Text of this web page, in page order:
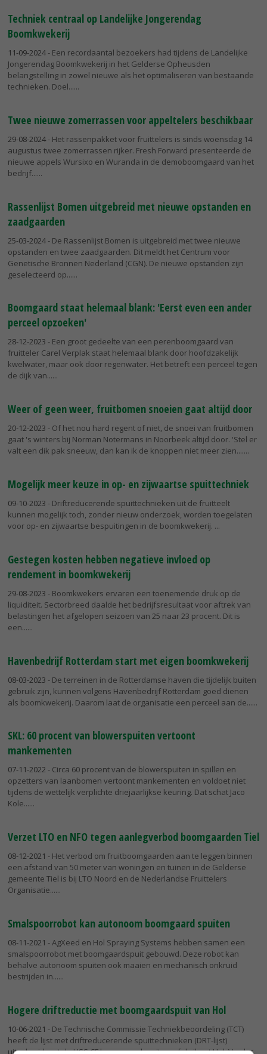
Techniek centraal op Landelijke Jongerendag
Boomkwekerij
11-09-2024- Een recordaantal bezoekers had tijdens de Landelijke
Jongerendag Boomkwekerij in het Gelderse Opheusden
belangstelling in zowel nieuwe als het optimaliseren van bestaande
technieken. Doel...
Twee nieuwe zomerrassen voor appeltelers beschikbaar
29-08-2024- Het rassenpakket voor fruittelers is sinds woensdag 14
augustus twee zomerrassen rijker. Fresh Forward presenteerde de
nieuwe appels Wursixo en Wuranda in de demoboomgaard van het
bedrijf...
Rassenlijst Bomen uitgebreid met nieuwe opstanden en
zaadgaarden
25-03-2024- De Rassenlijst Bomen is uitgebreid met twee nieuwe
opstanden en twee zaadgaarden. Dit meldt het Centrum voor
Genetische Bronnen Nederland (CGN). De nieuwe opstanden zijn
geselecteerd op...
Boomgaard staat helemaal blank: 'Eerst even een ander
perceel opzoeken'
28-12-2023 - Een groot gedeelte van een perenboomgaard van
fruitteler Carel Verplak staat helemaal blank door hoofdzakelijk
kwelwater, maar ook door regenwater. Het betreft een perceel tegen
de dijk van...
Weer of geen weer, fruitbomen snoeien gaat altijd door
20-12-2023 - Of het nou hard regent of niet, de snoei van fruitbomen
gaat 's winters bij Norman Notermans in Noorbeek altijd door. 'Stel er
valt een dik pak sneeuw, dan kan ik de knoppen niet meer zien....
Mogelijk meer keuze in op- en zijwaartse spuittechniek
09-10-2023 - Driftreducerende spuittechnieken uit de fruitteelt
kunnen mogelijk toch, zonder nieuw onderzoek, worden toegelaten
voor op- en zijwaartse bespuitingen in de boomkwekerij.
Gestegen kosten hebben negatieve invloed op
rendement in boomkwekerij
29-08-2023 - Boomkwekers ervaren een toenemende druk op de
liquiditeit. Sectorbreed daalde het bedrijfsresultaat voor aftrek van
belastingen het afgelopen seizoen van 25 naar 23 procent. Dit is
een...
Havenbedrijf Rotterdam start met eigen boomkwekerij
08-03-2023 - De terreinen in de Rotterdamse haven die tijdelijk buiten
gebruik zijn, kunnen volgens Havenbedrijf Rotterdam goed dienen
als boomkwekerij. Daarom laat de organisatie een perceel aan de...
SKL: 60 procent van blowerspuiten vertoont
mankementen
07-11-2022 - Circa 60 procent van de blowerspuiten in spillen en
opzetters van laanbomen vertoont mankementen en voldoet niet
tijdens de wettelijk verplichte driejaarlijkse keuring. Dat schat Jaco
Kole...
Verzet LTO en NFO tegen aanlegverbod boomgaarden Tiel
08-12-2021 - Het verbod om fruitboomgaarden aan te leggen binnen
een afstand van 50 meter van woningen en tuinen in de Gelderse
gemeente Tiel is bij LTO Noord en de Nederlandse Fruittelers
Organisatie...
Smalspoorrobot kan autonoom boomgaard spuiten
08-11-2021 - AgXeed en Hol Spraying Systems hebben samen een
smalspoorrobot met boomgaardspuit gebouwd. Deze robot kan
behalve autonoom spuiten ook maaien en mechanisch onkruid
bestrijden in...
Hogere driftreductie met boomgaardspuit van Hol
10-06-2021 - De Technische Commissie Techniekbeoordeling (TCT)
heeft de lijst met driftreducerende spuittechnieken (DRT-lijst)
uitgebreid met de HSS CF boomgaardspuit van fabrikant Hol. Verder